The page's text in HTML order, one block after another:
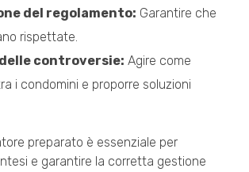
del regolamento: Garantire che
rispettate.
controversie: Agire come
i condomini e proporre soluzioni
preparato è essenziale per
e garantire la corretta gestione